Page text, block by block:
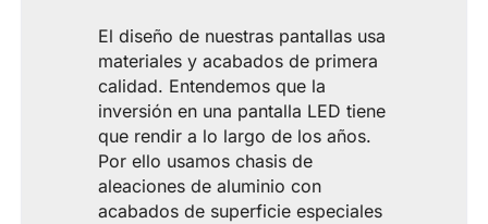
El diseño de nuestras pantallas usa
materiales y acabados de primera
calidad. Entendemos que la
inversión en una pantalla LED tiene
que rendir a lo largo de los años.
Por ello usamos chasis de
aleaciones de aluminio con
acabados de superficie especiales